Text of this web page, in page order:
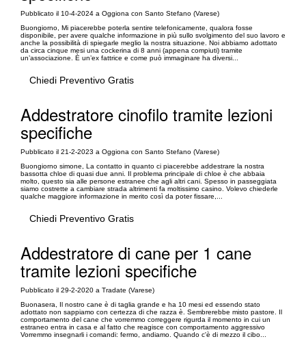
Pubblicato il 10-4-2024 a Oggiona con Santo Stefano (Varese)
Buongiorno, Mi piacerebbe poterla sentire telefonicamente, qualora fosse
disponibile, per avere qualche informazione in più sullo svolgimento del suo lavoro e
anche la possibilità di spiegarle meglio la nostra situazione. Noi abbiamo adottato
da circa cinque mesi una cockerina di 8 anni (appena compiuti) tramite
un’associazione. È un’ex fattrice e come può immaginare ha diversi...
Chiedi Preventivo Gratis
Addestratore cinofilo tramite lezioni
specifiche
Pubblicato il 21-2-2023 a Oggiona con Santo Stefano (Varese)
Buongiorno simone, La contatto in quanto ci piacerebbe addestrare la nostra
bassotta chloe di quasi due anni. Il problema principale di chloe è che abbaia
molto, questo sia alle persone estranee che agli altri cani. Spesso in passeggiata
siamo costrette a cambiare strada altrimenti fa moltissimo casino. Volevo chiederle
qualche maggiore informazione in merito così da poter fissare,...
Chiedi Preventivo Gratis
Addestratore di cane per 1 cane
tramite lezioni specifiche
Pubblicato il 29-2-2020 a Tradate (Varese)
Buonasera, Il nostro cane è di taglia grande e ha 10 mesi ed essendo stato
adottato non sappiamo con certezza di che razza è. Sembrerebbe misto pastore. Il
comportamento del cane che vorremmo correggere rigurda il momento in cui un
estraneo entra in casa e al fatto che reagisce con comportamento aggressivo
Vorremmo insegnarli i comandi: fermo, andiamo. Quando c'è di mezzo il cibo...